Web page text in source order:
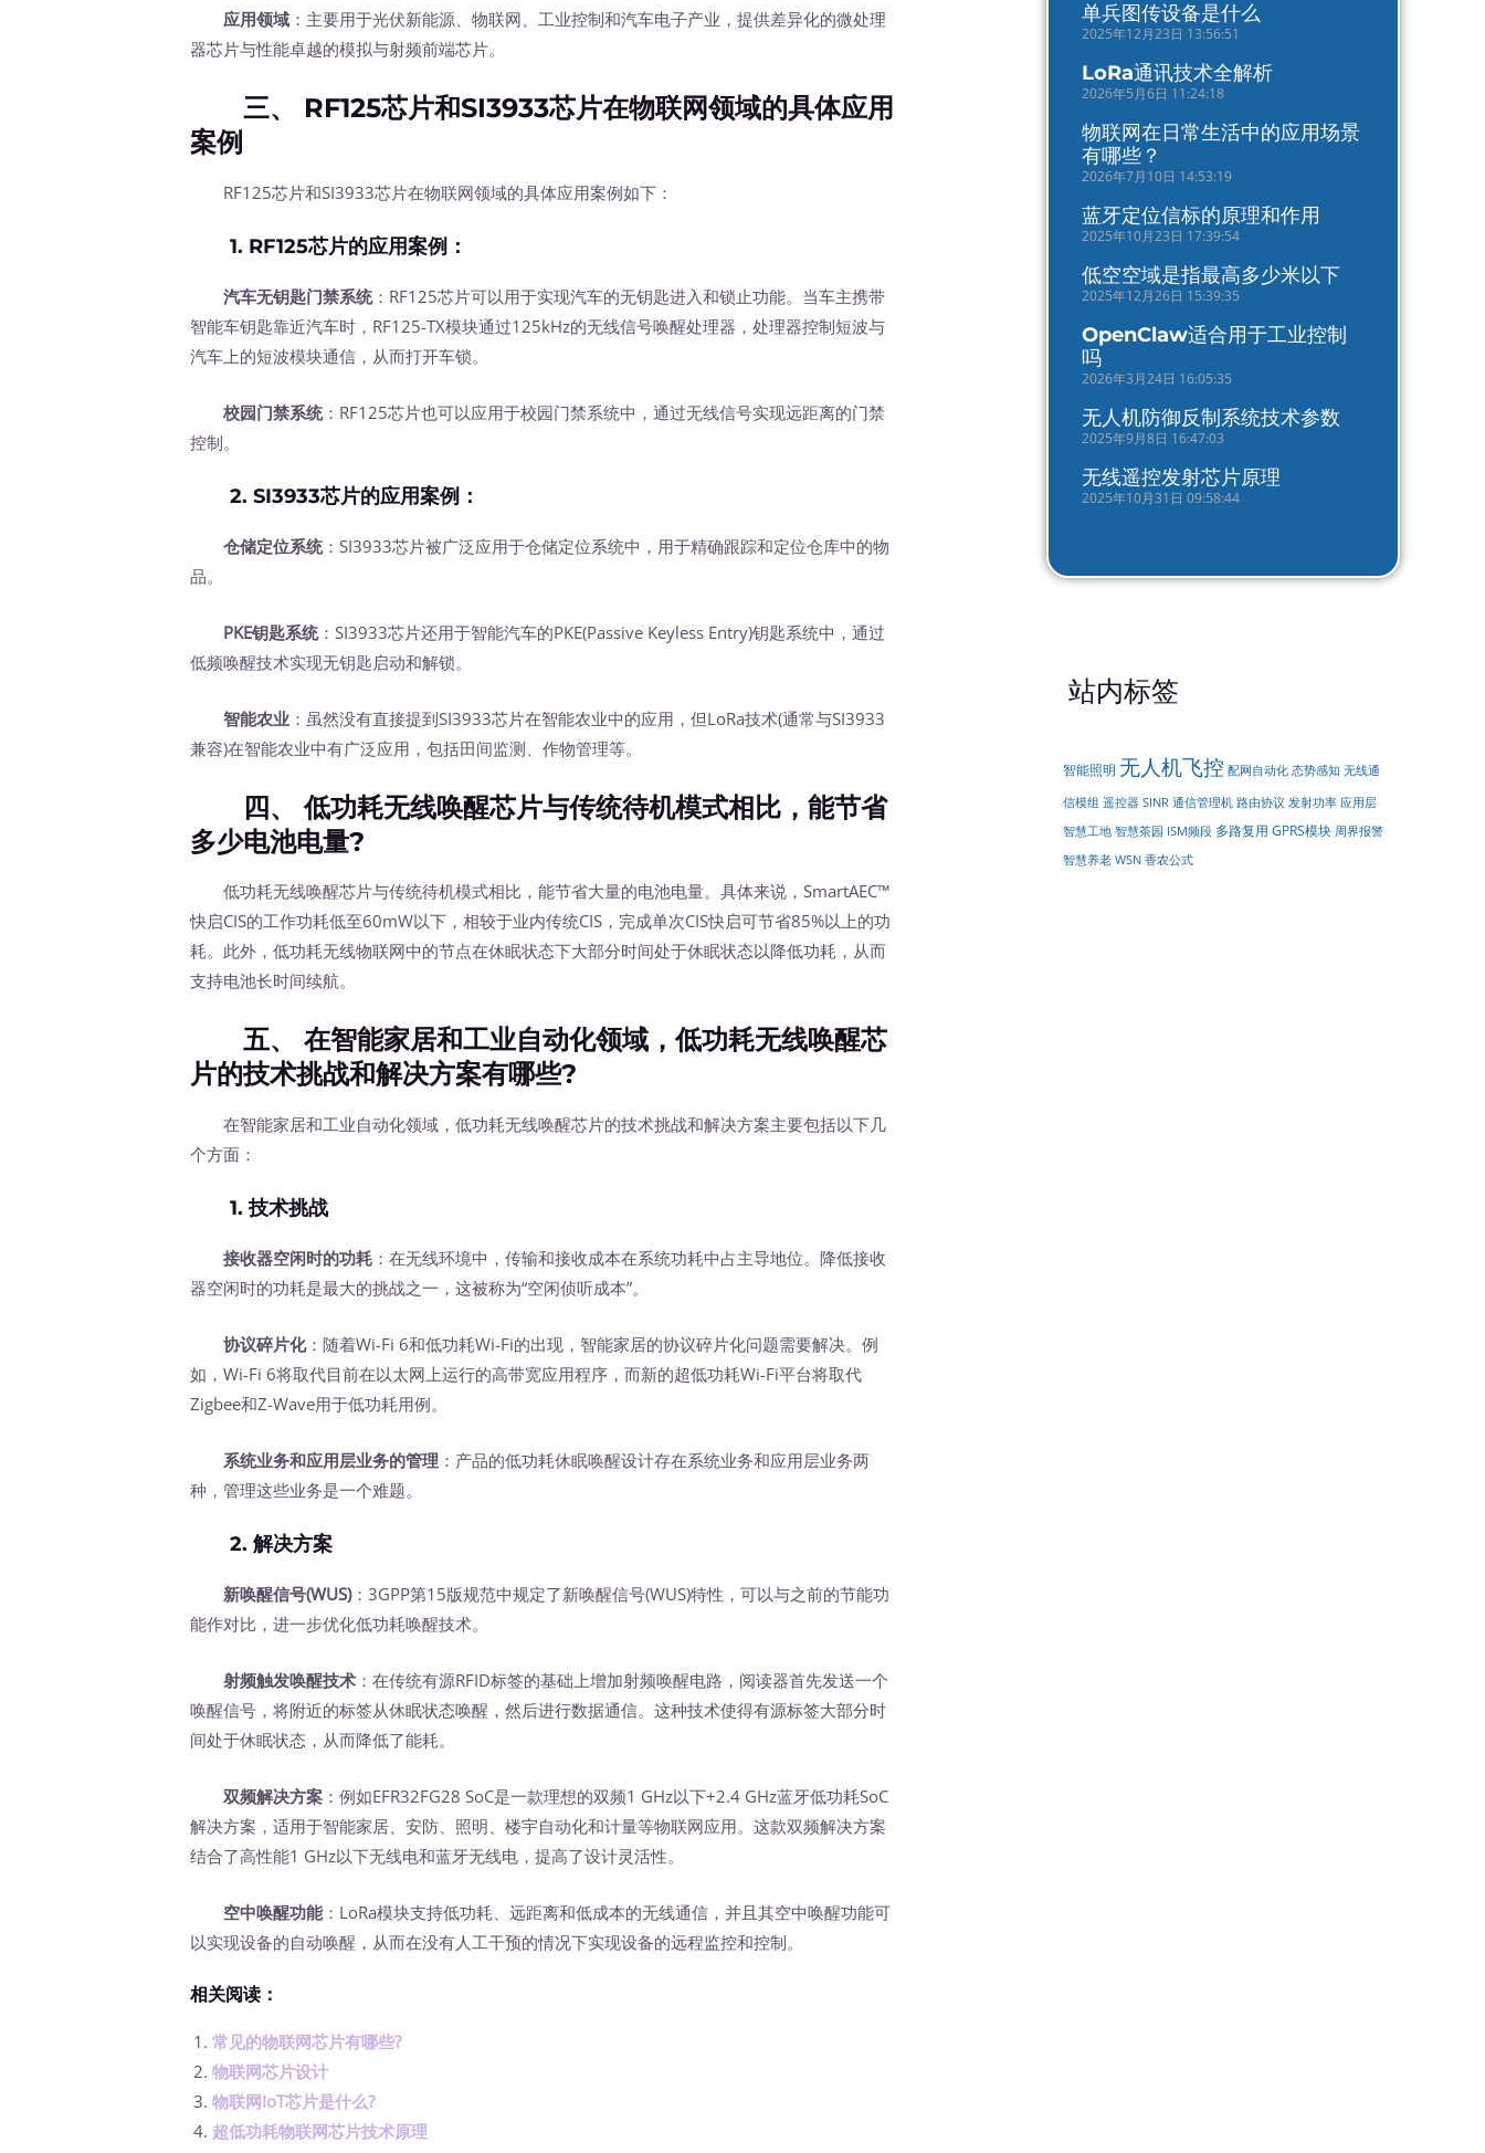
应用领域 ：主要用于光伏新能源、物联网、工业控制和汽车电子产业，提供差异化的微处理
器芯片与性能卓越的模拟与射频前端芯片。
三、 RF125芯片和SI3933芯片在物联网领域的具体应用
案例
RF125芯片和SI3933芯片在物联网领域的具体应用案例如下：
1. RF125芯片的应用案例：
汽车无钥匙门禁系统：RF125芯片可以用于实现汽车的无钥匙进入和锁止功能。当车主携带
智能车钥匙靠近汽车时，RF125-TX模块通过125kHz的无线信号唤醒处理器，处理器控制短波与
汽车上的短波模块通信，从而打开车锁。
校园门禁系统：RF125芯片也可以应用于校园门禁系统中，通过无线信号实现远距离的门禁
控制。
2. SI3933芯片的应用案例：
仓储定位系统：SI3933芯片被广泛应用于仓储定位系统中，用于精确跟踪和定位仓库中的物
品。
PKE钥匙系统：SI3933芯片还用于智能汽车的PKE(Passive Keyless Entry)钥匙系统中，通过
低频唤醒技术实现无钥匙启动和解锁。
智能农业 ：虽然没有直接提到SI3933芯片在智能农业中的应用，但LoRa技术(通常与SI3933
兼容)在智能农业中有广泛应用，包括田间监测、作物管理等。
四、 低功耗无线唤醒芯片与传统待机模式相比，能节省
多少电池电量?
低功耗无线唤醒芯片与传统待机模式相比，能节省大量的电池电量。具体来说，SmartAEC™
快启CIS的工作功耗低至60mW以下，相较于业内传统CIS，完成单次CIS快启可节省85%以上的功
耗。此外，低功耗无线物联网中的节点在休眠状态下大部分时间处于休眠状态以降低功耗，从而
支持电池长时间续航。
五、 在智能家居和工业自动化领域，低功耗无线唤醒芯
片的技术挑战和解决方案有哪些?
在智能家居和工业自动化领域，低功耗无线唤醒芯片的技术挑战和解决方案主要包括以下几
个方面：
1. 技术挑战
接收器空闲时的功耗 ：在无线环境中，传输和接收成本在系统功耗中占主导地位。降低接收
器空闲时的功耗是最大的挑战之一，这被称为“空闲侦听成本”。
协议碎片化：随着Wi-Fi 6和低功耗Wi-Fi的出现，智能家居的协议碎片化问题需要解决。例
如，Wi-Fi 6将取代目前在以太网上运行的高带宽应用程序，而新的超低功耗Wi-Fi平台将取代
Zigbee和Z-Wave用于低功耗用例。
系统业务和应用层业务的管理 ：产品的低功耗休眠唤醒设计存在系统业务和应用层业务两
种，管理这些业务是一个难题。
2. 解决方案
新唤醒信号(WUS)：3GPP第15版规范中规定了新唤醒信号(WUS)特性，可以与之前的节能功
能作对比，进一步优化低功耗唤醒技术。
射频触发唤醒技术 ：在传统有源RFID标签的基础上增加射频唤醒电路，阅读器首先发送一个
唤醒信号，将附近的标签从休眠状态唤醒，然后进行数据通信。这种技术使得有源标签大部分时
间处于休眠状态，从而降低了能耗。
双频解决方案 ：例如EFR32FG28 SoC是一款理想的双频1 GHz以下+2.4 GHz蓝牙低功耗SoC
解决方案，适用于智能家居、安防、照明、楼宇自动化和计量等物联网应用。这款双频解决方案
结合了高性能1 GHz以下无线电和蓝牙无线电，提高了设计灵活性。
空中唤醒功能：LoRa模块支持低功耗、远距离和低成本的无线通信，并且其空中唤醒功能可
以实现设备的自动唤醒，从而在没有人工干预的情况下实现设备的远程监控和控制。
相关阅读：
常见的物联网芯片有哪些?
物联网芯片设计
物联网IoT芯片是什么?
超低功耗物联网芯片技术原理
单兵图传设备是什么
2025年12月23日 13:56:51
LoRa通讯技术全解析
2026年5月6日 11:24:18
物联网在日常生活中的应用场景
有哪些？
2026年7月10日 14:53:19
蓝牙定位信标的原理和作用
2025年10月23日 17:39:54
低空空域是指最高多少米以下
2025年12月26日 15:39:35
OpenClaw适合用于工业控制
吗
2026年3月24日 16:05:35
无人机防御反制系统技术参数
2025年9月8日 16:47:03
无线遥控发射芯片原理
2025年10月31日 09:58:44
站内标签
智能照明 无人机飞控 配网自动化 态势感知 无线通
信模组 遥控器 SINR 通信管理机 路由协议 发射功率 应用层
智慧工地 智慧茶园 ISM频段 多路复用 GPRS模块 周界报警
智慧养老 WSN 香农公式